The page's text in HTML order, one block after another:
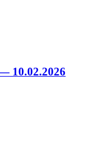
10.02.2026